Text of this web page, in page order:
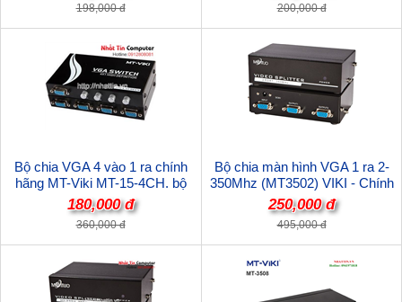
198,000 đ 200,000 đ
Bộ chia VGA 4 vào 1 ra chính
hãng MT-Viki MT-15-4CH. bộ
chuyển 4 CPU ra 1 màn hình
180,000 đ
360,000 đ
Bộ chia màn hình VGA 1 ra 2-
350Mhz (MT3502) VIKI - Chính
Hãng
250,000 đ
495,000 đ